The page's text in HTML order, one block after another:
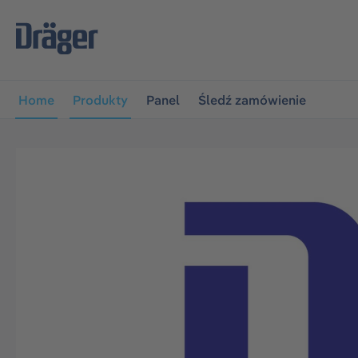
do głównej nawigacji
Home Produkty Panel Śledź zamówienie